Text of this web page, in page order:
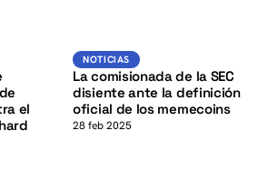
el
Noticias
NOTICIAS
La comisionada de la SEC
disiente ante la definición
oficial de los memecoins
28 feb 2025